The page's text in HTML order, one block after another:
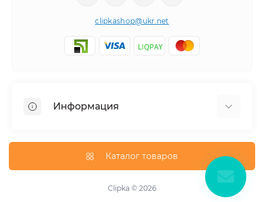
clipkashop@ukr.net
Информация
Контакты
Каталог товаров
Clipka © 2026